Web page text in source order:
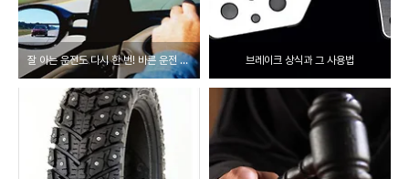
잘 아는 운전도 다시 한 번! 바른 운전 습관!! 브레이크 상식과 그 사용법